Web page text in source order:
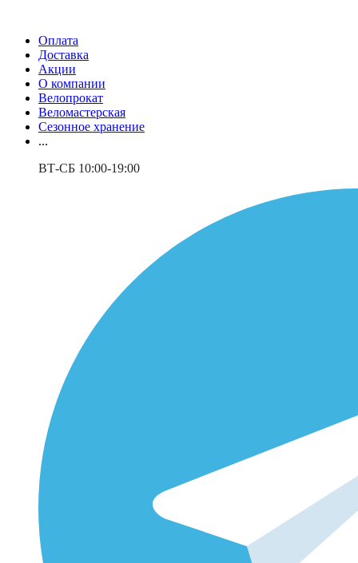
Оплата
Доставка
Акции
О компании
Велопрокат
Веломастерская
Сезонное хранение
...
ВТ-СБ 10:00-19:00